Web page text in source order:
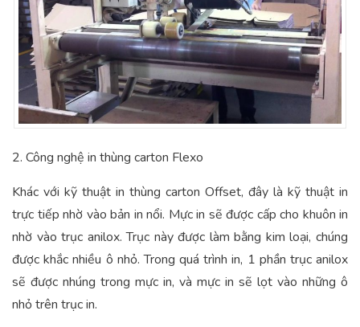
2. Công nghệ in thùng carton Flexo
Khác với kỹ thuật in thùng carton Offset, đây là kỹ thuật in
trực tiếp nhờ vào bản in nổi. Mực in sẽ được cấp cho khuôn in
nhờ vào trục anilox. Trục này được làm bằng kim loại, chúng
được khắc nhiều ô nhỏ. Trong quá trình in, 1 phần trục anilox
sẽ được nhúng trong mực in, và mực in sẽ lọt vào những ô
nhỏ trên trục in.